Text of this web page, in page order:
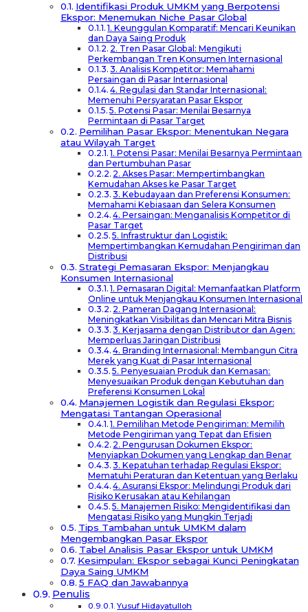
Identifikasi Produk UMKM yang Berpotensi
Ekspor: Menemukan Niche Pasar Global
1. Keunggulan Komparatif: Mencari Keunikan
dan Daya Saing Produk
2. Tren Pasar Global: Mengikuti
Perkembangan Tren Konsumen Internasional
3. Analisis Kompetitor: Memahami
Persaingan di Pasar Internasional
4. Regulasi dan Standar Internasional:
Memenuhi Persyaratan Pasar Ekspor
5. Potensi Pasar: Menilai Besarnya
Permintaan di Pasar Target
Pemilihan Pasar Ekspor: Menentukan Negara
atau Wilayah Target
1. Potensi Pasar: Menilai Besarnya Permintaan
dan Pertumbuhan Pasar
2. Akses Pasar: Mempertimbangkan
Kemudahan Akses ke Pasar Target
3. Kebudayaan dan Preferensi Konsumen:
Memahami Kebiasaan dan Selera Konsumen
4. Persaingan: Menganalisis Kompetitor di
Pasar Target
5. Infrastruktur dan Logistik:
Mempertimbangkan Kemudahan Pengiriman dan
Distribusi
Strategi Pemasaran Ekspor: Menjangkau
Konsumen Internasional
1. Pemasaran Digital: Memanfaatkan Platform
Online untuk Menjangkau Konsumen Internasional
2. Pameran Dagang Internasional:
Meningkatkan Visibilitas dan Mencari Mitra Bisnis
3. Kerjasama dengan Distributor dan Agen:
Memperluas Jaringan Distribusi
4. Branding Internasional: Membangun Citra
Merek yang Kuat di Pasar Internasional
5. Penyesuaian Produk dan Kemasan:
Menyesuaikan Produk dengan Kebutuhan dan
Preferensi Konsumen Lokal
Manajemen Logistik dan Regulasi Ekspor:
Mengatasi Tantangan Operasional
1. Pemilihan Metode Pengiriman: Memilih
Metode Pengiriman yang Tepat dan Efisien
2. Pengurusan Dokumen Ekspor:
Menyiapkan Dokumen yang Lengkap dan Benar
3. Kepatuhan terhadap Regulasi Ekspor:
Mematuhi Peraturan dan Ketentuan yang Berlaku
4. Asuransi Ekspor: Melindungi Produk dari
Risiko Kerusakan atau Kehilangan
5. Manajemen Risiko: Mengidentifikasi dan
Mengatasi Risiko yang Mungkin Terjadi
Tips Tambahan untuk UMKM dalam
Mengembangkan Pasar Ekspor
Tabel Analisis Pasar Ekspor untuk UMKM
Kesimpulan: Ekspor sebagai Kunci Peningkatan
Daya Saing UMKM
5 FAQ dan Jawabannya
Penulis
Yusuf Hidayatulloh